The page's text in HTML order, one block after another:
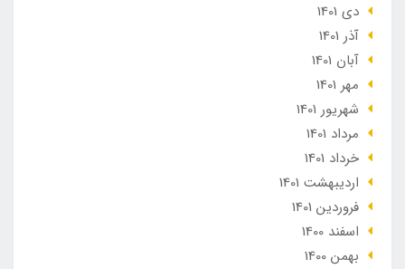
دی 1401
آذر 1401
آبان 1401
مهر 1401
شهریور 1401
مرداد 1401
خرداد 1401
ارديبهشت 1401
فروردین 1401
اسفند 1400
بهمن 1400